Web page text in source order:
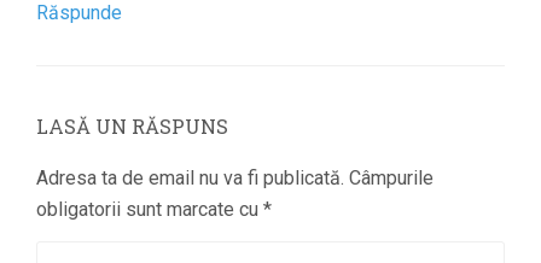
Răspunde
LASĂ UN RĂSPUNS
Adresa ta de email nu va fi publicată. Câmpurile
obligatorii sunt marcate cu *